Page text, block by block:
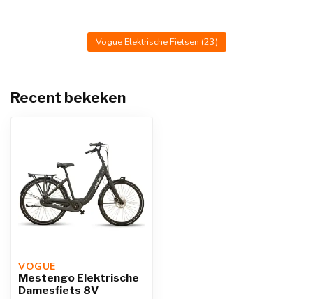
Vogue Elektrische Fietsen (23)
Recent bekeken
VOGUE
Mestengo Elektrische
Damesfiets 8V